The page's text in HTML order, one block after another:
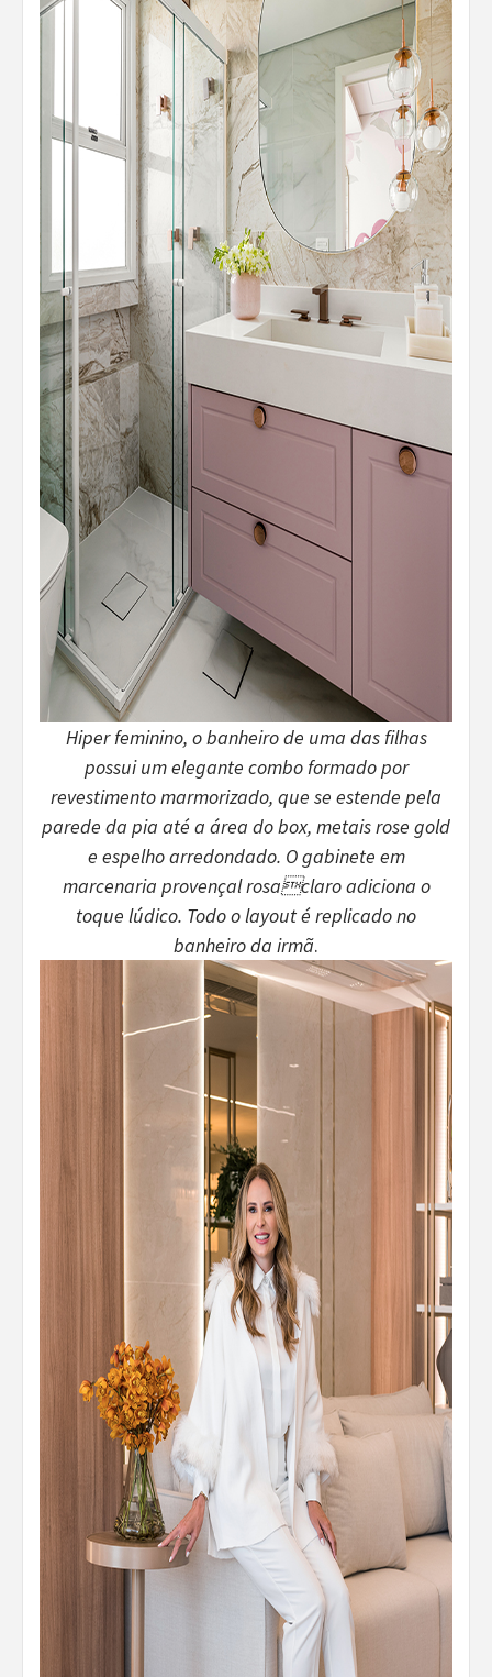
Hiper feminino, o banheiro de uma das filhas
possui um elegante combo formado por
revestimento marmorizado, que se estende pela
parede da pia até a área do box, metais rose gold
e espelho arredondado. O gabinete em
marcenaria provençal rosaclaro adiciona o
toque lúdico. Todo o layout é replicado no
banheiro da irmã.